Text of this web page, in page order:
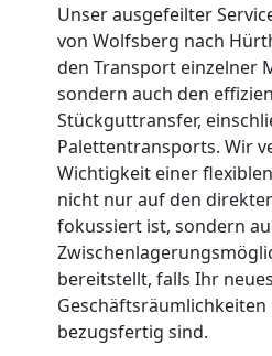
Unser ausgefeilter
von Wolfsberg nach
den Transport einzelner
sondern auch den
Stückguttransfer,
Palettentransports. Wir
Wichtigkeit einer
nicht nur auf den
fokussiert ist, sondern
bereitstellt, falls Ihr
bezugsfertig sind.
Umzug
Nationaler
Umzug